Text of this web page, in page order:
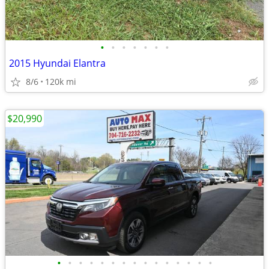
• • • • • • •
2015 Hyundai Elantra
8/6 120k mi
• • • • • • • • • • • • • • •
$20,990